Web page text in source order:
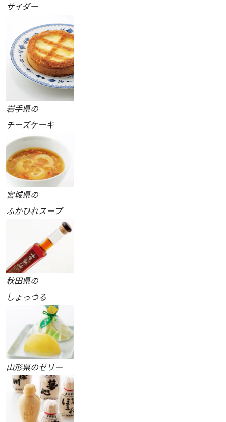
サイダー
岩手県の
チーズケーキ
宮城県の
ふかひれスープ
秋田県の
しょっつる
山形県のゼリー